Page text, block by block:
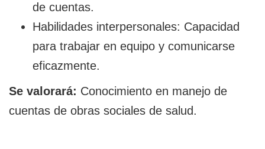
de cuentas.
Habilidades interpersonales: Capacidad
para trabajar en equipo y comunicarse
eficazmente.
Se valorará: Conocimiento en manejo de
cuentas de obras sociales de salud.